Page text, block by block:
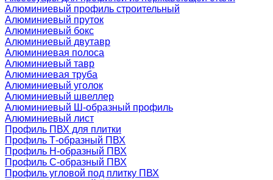
Алюминиевый профиль строительный
Алюминиевый пруток
Алюминиевый бокс
Алюминиевый двутавр
Алюминиевая полоса
Алюминиевый тавр
Алюминиевая труба
Алюминиевый уголок
Алюминиевый швеллер
Алюминиевый Ш-образный профиль
Алюминиевый лист
Профиль ПВХ для плитки
Профиль Т-образный ПВХ
Профиль H-образный ПВХ
Профиль C-образный ПВХ
Профиль угловой под плитку ПВХ